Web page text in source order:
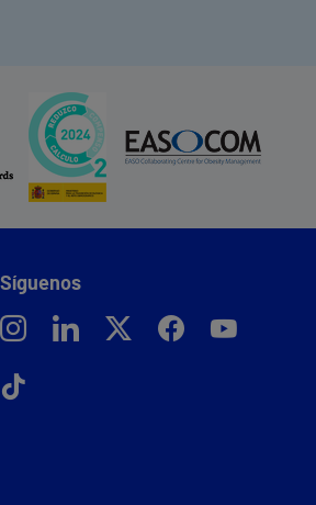
Síguenos